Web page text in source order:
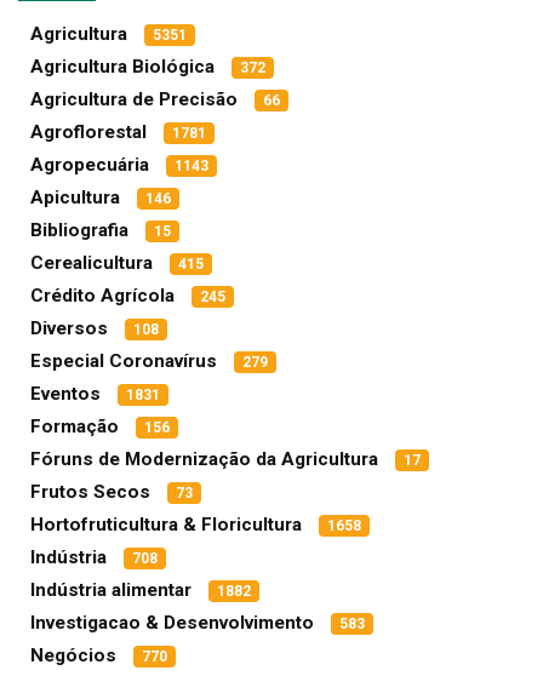
Agricultura 5351
Agricultura Biológica 372
Agricultura de Precisão 66
Agroflorestal 1781
Agropecuária 1143
Apicultura 146
Bibliografia 15
Cerealicultura 415
Crédito Agrícola 245
Diversos 108
Especial Coronavírus 279
Eventos 1831
Formação 156
Fóruns de Modernização da Agricultura 17
Frutos Secos 73
Hortofruticultura & Floricultura 1658
Indústria 708
Indústria alimentar 1882
Investigacao & Desenvolvimento 583
Negócios 770